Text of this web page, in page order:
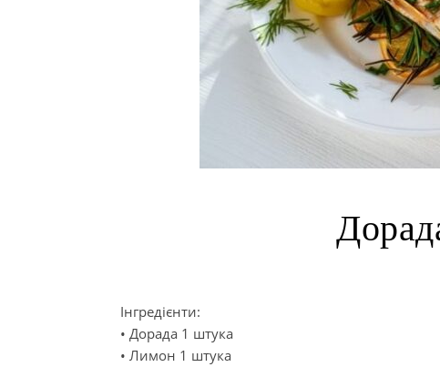
Інгредієнти:
• Дорада 1 штука
• Лимон 1 штука